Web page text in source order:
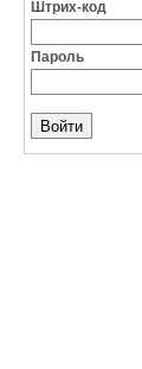
Штрих-код
Пароль